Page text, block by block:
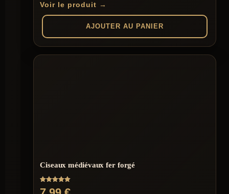
Voir le produit →
AJOUTER AU PANIER
Ciseaux médiévaux fer forgé
Note